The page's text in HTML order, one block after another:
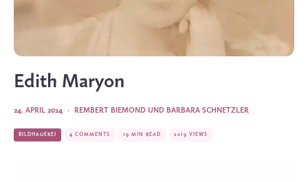
Edith Maryon
REMBERT BIEMOND UND BARBARA SCHNETZLER
·
24. APRIL 2024
BILDHAUEREI 4 COMMENTS 19 MIN READ 2019 VIEWS